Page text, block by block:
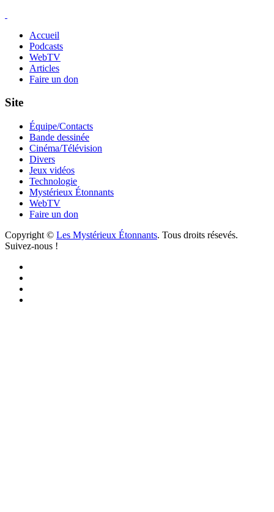
Accueil
Podcasts
WebTV
Articles
Faire un don
Site
Équipe/Contacts
Bande dessinée
Cinéma/Télévision
Divers
Jeux vidéos
Technologie
Mystérieux Étonnants
WebTV
Faire un don
Copyright © Les Mystérieux Étonnants. Tous droits résevés.
Suivez-nous !